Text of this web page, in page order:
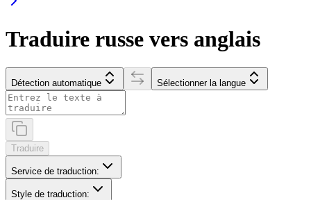
Traduire russe vers anglais
Détection automatique Sélectionner la langue
Traduire
Service de traduction:
Style de traduction: